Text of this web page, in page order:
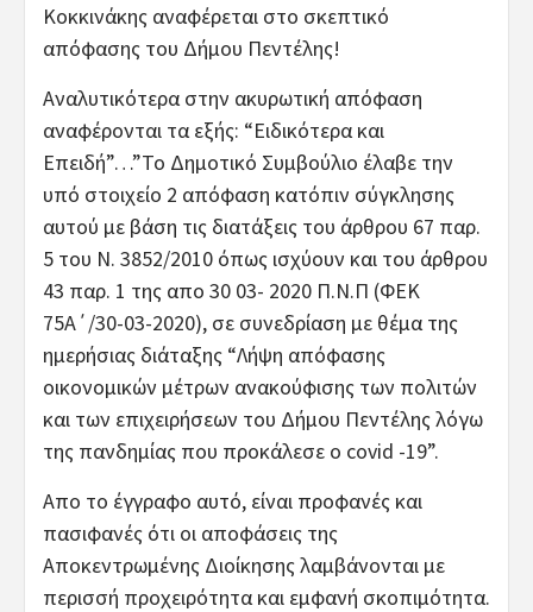
Κοκκινάκης αναφέρεται στο σκεπτικό
απόφασης του Δήμου Πεντέλης!
Αναλυτικότερα στην ακυρωτική απόφαση
αναφέρονται τα εξής: “Ειδικότερα και
Επειδή”…”Το Δημοτικό Συμβούλιο έλαβε την
υπό στοιχείο 2 απόφαση κατόπιν σύγκλησης
αυτού με βάση τις διατάξεις του άρθρου 67 παρ.
5 του Ν. 3852/2010 όπως ισχύουν και του άρθρου
43 παρ. 1 της απο 30 03- 2020 Π.Ν.Π (ΦΕΚ
75Α΄/30-03-2020), σε συνεδρίαση με θέμα της
ημερήσιας διάταξης “Λήψη απόφασης
οικονομικών μέτρων ανακούφισης των πολιτών
και των επιχειρήσεων του Δήμου Πεντέλης λόγω
της πανδημίας που προκάλεσε ο covid -19”.
Απο το έγγραφο αυτό, είναι προφανές και
πασιφανές ότι οι αποφάσεις της
Αποκεντρωμένης Διοίκησης λαμβάνονται με
περισσή προχειρότητα και εμφανή σκοπιμότητα.